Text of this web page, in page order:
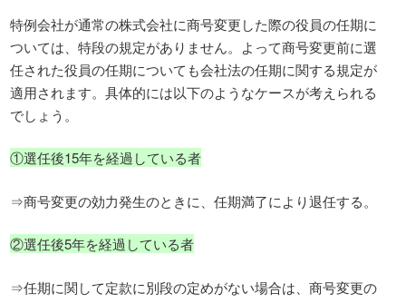
特例会社が通常の株式会社に商号変更した際の役員の任期に
ついては、特段の規定がありません。よって商号変更前に選
任された役員の任期についても会社法の任期に関する規定が
適用されます。具体的には以下のようなケースが考えられる
でしょう。
①選任後15年を経過している者
⇒商号変更の効力発生のときに、任期満了により退任する。
②選任後5年を経過している者
⇒任期に関して定款に別段の定めがない場合は、商号変更の